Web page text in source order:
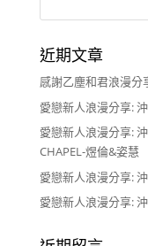
近期文章
感謝乙塵和君浪漫分
愛戀新人浪漫分享:
愛戀新人浪漫分享:
CHAPEL-煜倫&姿慧
愛戀新人浪漫分享:
愛戀新人浪漫分享: